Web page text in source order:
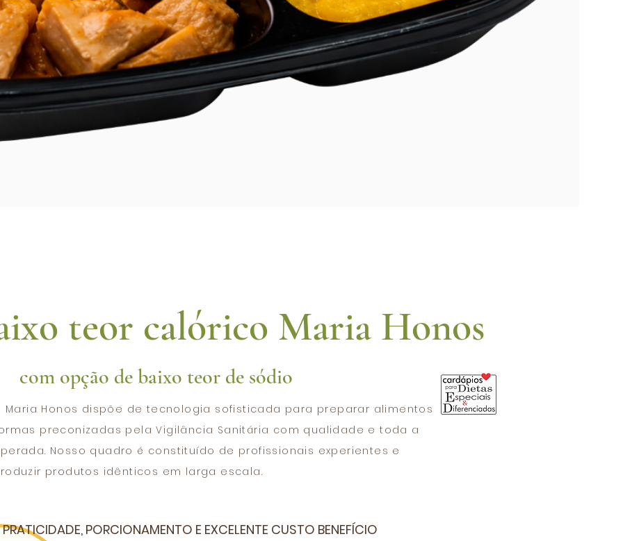
teor calórico Maria Honos
com opção de baixo teor de sódio
Maria Honos dispõe de tecnologia sofisticada para preparar alimentos
preconizadas pela Vigilância Sanitária com qualidade e toda a
Nosso quadro é constituído de profissionais experientes e
produtos idênticos em larga escala.
PRATICIDADE, PORCIONAMENTO E EXCELENTE CUSTO BENEFÍCIO